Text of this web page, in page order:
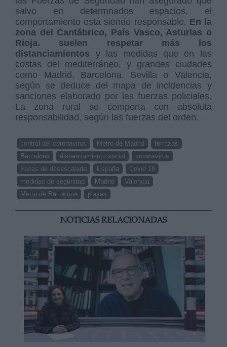
salvo en determnados espacios, el
comportamiento está siendo responsable. En la
zona del Cantábrico, País Vasco, Asturias o
Rioja. suelen respetar más los
distanciamientos y las medidas que en las
costas del mediterráneo, y grandes ciudades
como Madrid, Barcelona, Sevilla o Valencia,
según se deduce del mapa de incidencias y
sanciones elaborado por las fuerzas policiales.
La zona rural se comporta con absoluta
responsabilidad, según las fuerzas del orden.
control del coronavirus Metro de Madrid
terrazas
Barcelona
distanciamiento social
coronavirus
Fases de desescalada
España
Covid 19
medidas de seguridad
Madrid
Valencia
Metro de Barcelona
playas
NOTICIAS RELACIONADAS